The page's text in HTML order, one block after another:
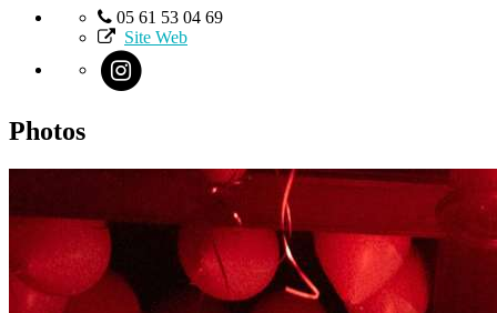
05 61 53 04 69
Site Web
Photos